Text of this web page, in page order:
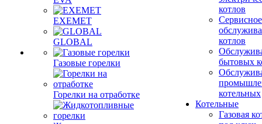
EXEMET
GLOBAL
Газовые горелки
Горелки на отработке
котлов
Сервисное
котлов
бытовых
котельных
Котельные
Газовая